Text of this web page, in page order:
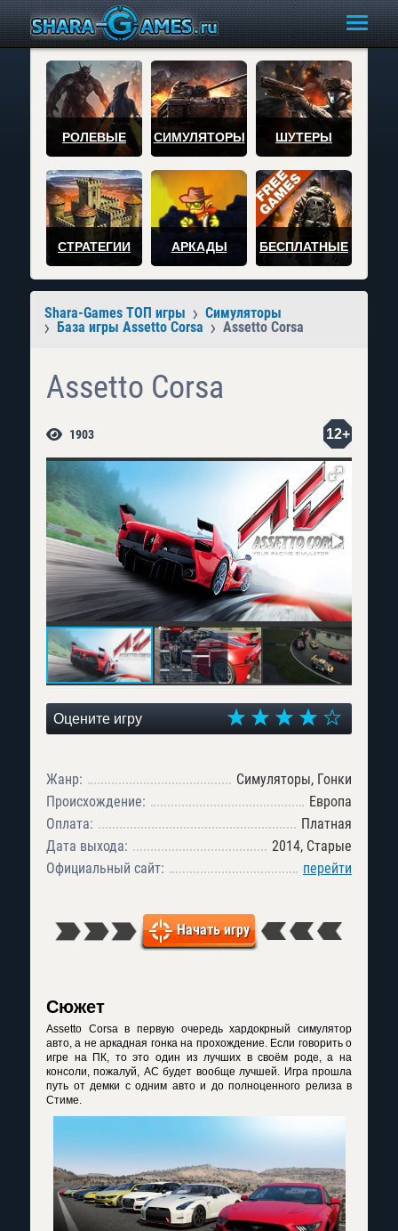
РОЛЕВЫЕ СИМУЛЯТОРЫ ШУТЕРЫ
СТРАТЕГИИ АРКАДЫ БЕСПЛАТНЫЕ
Shara-Games ТОП игры
Симуляторы
База игры Assetto Corsa
Assetto Corsa
Assetto Corsa
1903 12+
Оцените игру
Жанр:
Симуляторы, Гонки
Происхождение:
Европа
Оплата:
Платная
Дата выхода:
2014, Старые
Официальный сайт:
перейти
Начать игру
Сюжет
Assetto Corsa в первую очередь хардокрный симулятор
авто, а не аркадная гонка на прохождение. Если говорить о
игре на ПК, то это один из лучших в своём роде, а на
консоли, пожалуй, AC будет вообще лучшей. Игра прошла
путь от демки с одним авто и до полноценного релиза в
Стиме.